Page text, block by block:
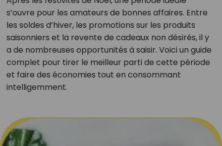
s’ouvre pour les amateurs de bonnes affaires. Entre
les soldes d’hiver, les promotions sur les produits
saisonniers et la revente de cadeaux non désirés, il y
a de nombreuses opportunités à saisir. Voici un guide
complet pour tirer le meilleur parti de cette période
et faire des économies tout en consommant
intelligemment.